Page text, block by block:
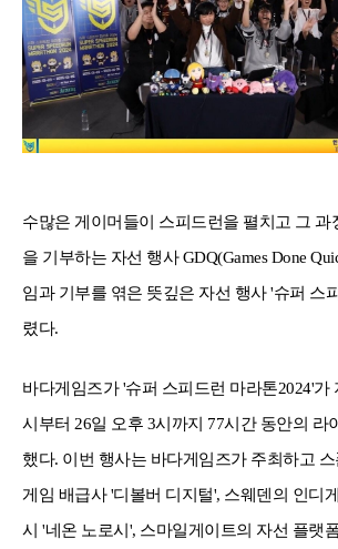
수많은 게이머들이 스피드런을 펼치고 그 과
을 기부하는 자선 행사 GDQ(Games Done
임과 기부를 엮은 뜻깊은 자선 행사 '슈퍼 스
렸다.
바다게임즈가 '슈퍼 스피드런 마라톤2024'가
시부터 26일 오후 3시까지 77시간 동안의 라
했다. 이번 행사는 바다게임즈가 주최하고
게임 배급사 '디볼버 디지털', 스웨덴의 인디
시 '네온 노로시', 스마일게이트의 자선 플랫